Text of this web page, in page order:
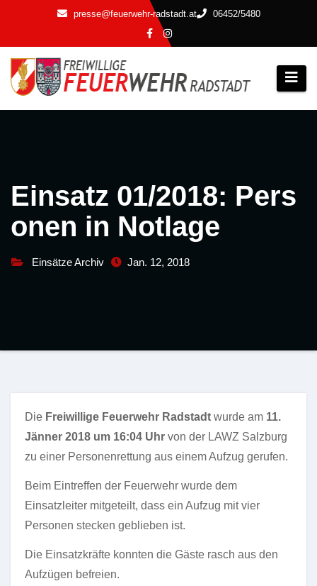
springen
presse@feuerwehr-radstadt.at 06452/5480
Einsatz 01/2018: Pers
onen in Notlage
Einsätze Archiv Jan. 12, 2018
Die Freiwillige Feuerwehr Radstadt wurde am 11.
Jänner 2018 um 16:04 Uhr von der LAWZ Salzburg
zu einer Personenrettung aus einem Aufzug gerufen.
Beim Eintreffen der Feuerwehr wurde dem
Einsatzleiter mitgeteilt, dass ein Aufzug mit vier
Personen stecken geblieben ist.
Die Einsatzkräfte konnten die Gäste rasch aus den
Aufzügen befreien.